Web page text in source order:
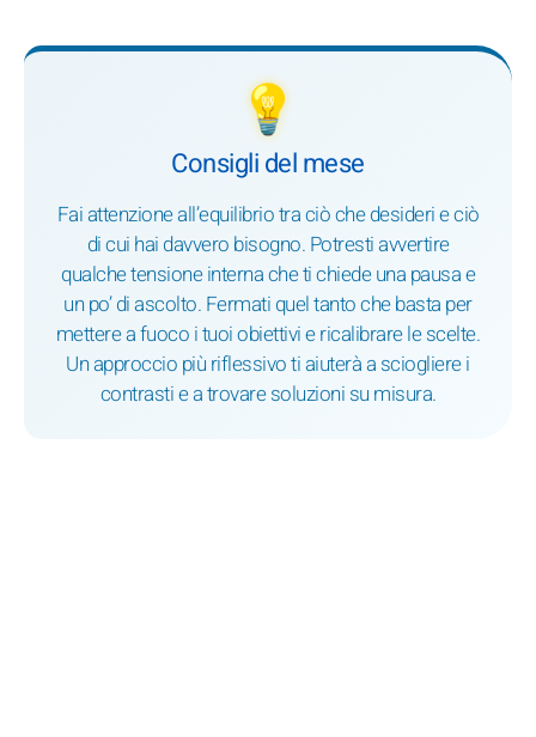
💡
Consigli del mese
Fai attenzione all’equilibrio tra ciò che desideri e ciò
di cui hai davvero bisogno. Potresti avvertire
qualche tensione interna che ti chiede una pausa e
un po’ di ascolto. Fermati quel tanto che basta per
mettere a fuoco i tuoi obiettivi e ricalibrare le scelte.
Un approccio più riflessivo ti aiuterà a sciogliere i
contrasti e a trovare soluzioni su misura.